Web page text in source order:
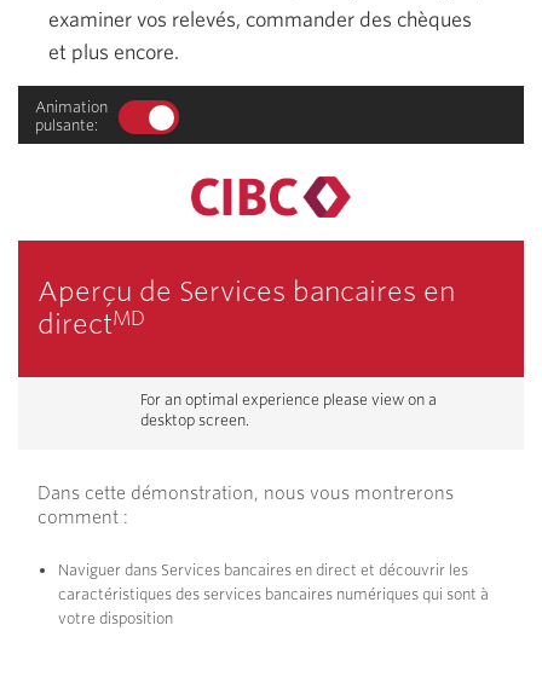
examiner vos relevés, commander des chèques
et plus encore.